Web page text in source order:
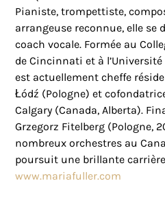
Pianiste, trompettiste,
arrangeuse reconnue, elle
coach vocale. Formée au
de Cincinnati et à
est actuellement cheffe
Łódź (Pologne) et
Calgary (Canada, Alberta).
Grzegorz Fitelberg (Pologne,
nombreux orchestres au
poursuit une brillante
www.mariafuller.com